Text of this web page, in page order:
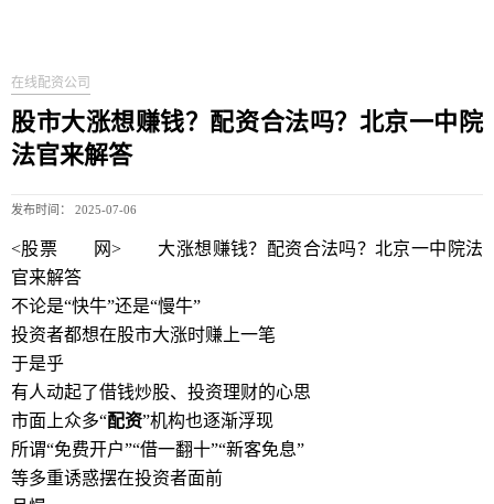
在线配资公司
股市大涨想赚钱？配资合法吗？北京一中院
法官来解答
发布时间： 2025-07-06
<股票 网>
大涨想赚钱？配资合法吗？北京一中院法
官来解答
不论是“快牛”还是“慢牛”
投资者都想在股市大涨时赚上一笔
于是乎
有人动起了借钱炒股、投资理财的心思
市面上众多“配资”机构也逐渐浮现
所谓“免费开户”“借一翻十”“新客免息”
等多重诱惑摆在投资者面前